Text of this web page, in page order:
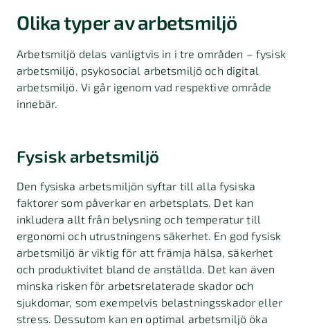
Olika typer av arbetsmiljö
Arbetsmiljö delas vanligtvis in i tre områden – fysisk
arbetsmiljö, psykosocial arbetsmiljö och digital
arbetsmiljö. Vi går igenom vad respektive område
innebär.
Fysisk arbetsmiljö
Den fysiska arbetsmiljön syftar till alla fysiska
faktorer som påverkar en arbetsplats. Det kan
inkludera allt från belysning och temperatur till
ergonomi och utrustningens säkerhet. En god fysisk
arbetsmiljö är viktig för att främja hälsa, säkerhet
och produktivitet bland de anställda. Det kan även
minska risken för arbetsrelaterade skador och
sjukdomar, som exempelvis belastningsskador eller
stress. Dessutom kan en optimal arbetsmiljö öka